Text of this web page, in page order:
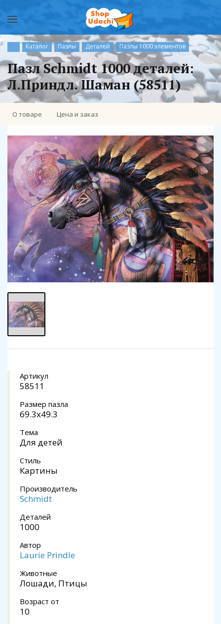
Каталог Пазлы Деталей Пазлы 1000 элементов
Пазл Schmidt 1000 деталей:
Л.Приндл. Шаман (58511)
О товаре Цена и заказ
Артикул
58511
Размер пазла
69.3x49.3
Тема
Для детей
Стиль
Картины
Производитель
Schmidt
Деталей
1000
Автор
Laurie Prindle
Животные
Лошади, Птицы
Возраст от
10